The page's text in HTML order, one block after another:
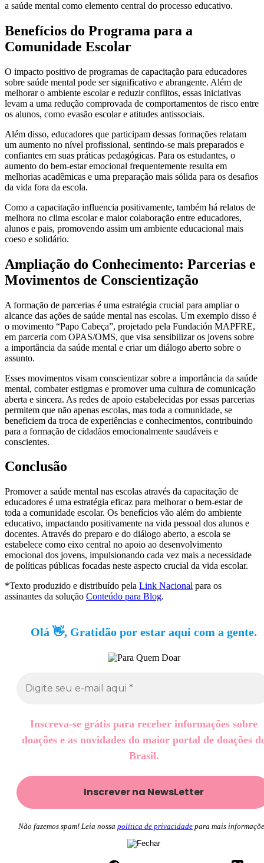
a saúde mental como elemento central do processo educativo.
Benefícios do Programa para a
Comunidade Escolar
O impacto positivo de programas de capacitação para educadores
sobre saúde mental pode ser significativo e abrangente. Além de
melhorar o ambiente escolar e reduzir conflitos, essas iniciativas
levam a uma redução comprovada de comportamentos de risco entre
os alunos, como evasão escolar e atitudes antissociais.
Além disso, educadores que participam dessas formações relatam
um aumento no nível profissional, sentindo-se mais preparados e
confiantes em suas práticas pedagógicas. Para os estudantes, o
aumento do bem-estar emocional frequentemente resulta em
melhorias acadêmicas e uma preparação mais sólida para os desafios
da vida fora da escola.
Como a capacitação influencia positivamente, também há relatos de
melhora no clima escolar e maior colaboração entre educadores,
alunos e pais, promovendo assim um ambiente educacional mais
coeso e solidário.
Ampliação do Conhecimento: Parcerias e
Movimentos de Conscientização
A formação de parcerias é uma estratégia crucial para ampliar o
alcance das ações de saúde mental nas escolas. Um exemplo disso é
o movimento “Papo Cabeça”, projetado pela Fundación MAPFRE,
em parceria com OPAS/OMS, que visa sensibilizar os jovens sobre
a importância da saúde mental e criar um diálogo aberto sobre o
assunto.
Esses movimentos visam conscientizar sobre a importância da saúde
mental, combater estigmas e promover uma cultura de comunicação
aberta e sincera. As redes de apoio estabelecidas por essas parcerias
permitem que não apenas escolas, mas toda a comunidade, se
beneficiem da troca de experiências e conhecimentos, contribuindo
para a formação de cidadãos emocionalmente saudáveis e
conscientes.
Conclusão
Promover a saúde mental nas escolas através da capacitação de
educadores é uma estratégia eficaz para melhorar o bem-estar de
toda a comunidade escolar. Os benefícios vão além do ambiente
educativo, impactando positivamente na vida pessoal dos alunos e
docentes. Através do preparo e do diálogo aberto, a escola se
estabelece como eixo central no apoio ao desenvolvimento
emocional dos jovens, impulsionando cada vez mais a necessidade
de políticas públicas focadas neste aspecto crucial da vida escolar.
*Texto produzido e distribuído pela Link Nacional para os
assinantes da solução Conteúdo para Blog.
Olá 👋, Gratidão por estar aqui com a gente.
Inscreva-se grátis para receber informações sobre
doações e as novidades do maior portal de doações
Brasil.
Não fazemos spam! Leia nossa política de privacidade para mais